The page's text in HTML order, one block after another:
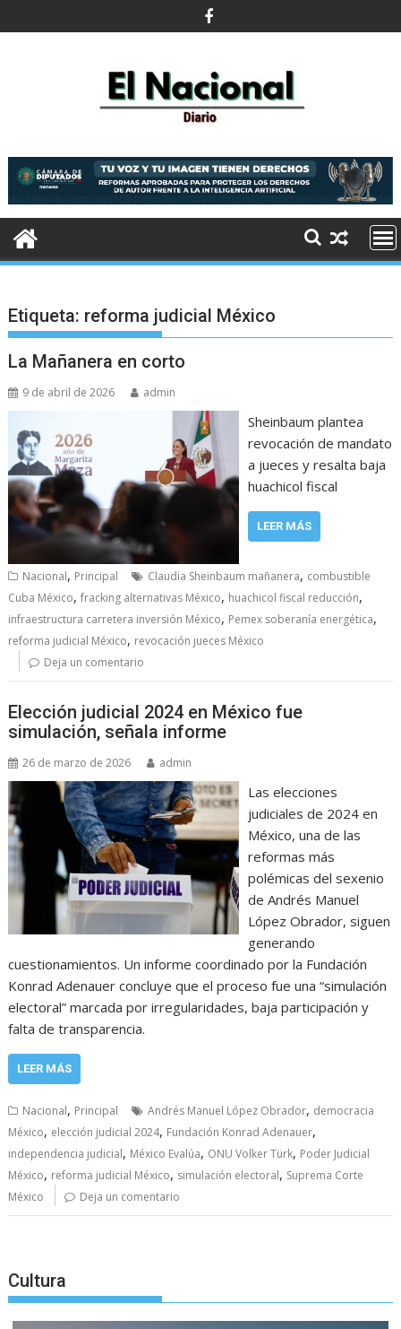
al
Etiqueta: reforma judicial México
La Mañanera en corto
9 de abril de 2026 admin
Sheinbaum plantea
revocación de mandato
a jueces y resalta baja
huachicol fiscal
LEER MÁS
Nacional, Principal Claudia Sheinbaum mañanera, combustible
Cuba México,fracking alternativas México, huachicol fiscal reducción,
infraestructura carretera inversión México, Pemex soberanía energética,
reforma judicial México, revocación jueces México
Deja un comentario
Elección judicial 2024 en México fue
simulación, señala informe
26 de marzo de 2026 admin
Las elecciones
judiciales de 2024 en
México, una de las
reformas más
polémicas del sexenio
de Andrés Manuel
López Obrador, siguen
generando
cuestionamientos. Un informe coordinado por la Fundación
Konrad Adenauer concluye que el proceso fue una “simulación
electoral” marcada por irregularidades, baja participación y
falta de transparencia.
LEER MÁS
Nacional, Principal Andrés Manuel López Obrador, democracia
México, elección judicial 2024, Fundación Konrad Adenauer,
independencia judicial, México Evalúa, ONU Volker Türk, Poder Judicial
México, reforma judicial México, simulación electoral, Suprema Corte
México
Deja un comentario
Cultura